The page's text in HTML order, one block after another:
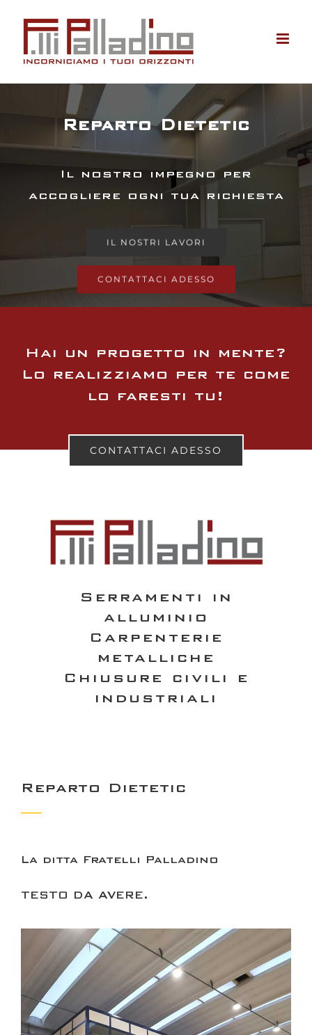
contenuto
Reparto Dietetic
Il nostro impegno per
accogliere ogni tua richiesta
IL NOSTRI LAVORI
CONTATTACI ADESSO
Hai un progetto in mente?
Lo realizziamo per te come
lo faresti tu!
CONTATTACI ADESSO
Serramenti in
alluminio
Carpenterie
metalliche
Chiusure civili e
industriali
Reparto Dietetic
La ditta Fratelli Palladino
TESTO DA AVERE.